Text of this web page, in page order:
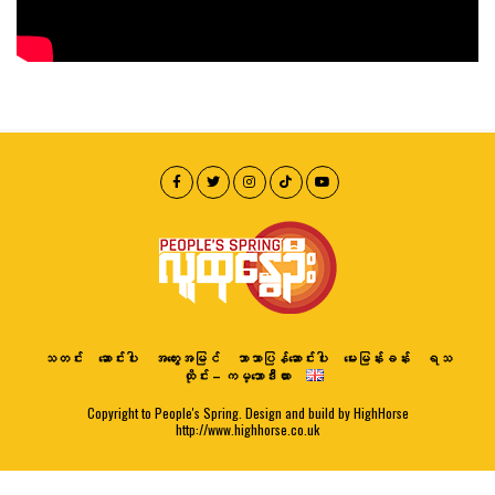
သတင်း ဆောင်းပါး အတွေးအမြင် ဘာသာပြန်ဆောင်းပါး မေးမြန်းခန်း
ရသ
ထိုင်း – ကမ္ဘောဒီးယား
Copyright to People's Spring. Design and build by HighHorse
http://www.highhorse.co.uk